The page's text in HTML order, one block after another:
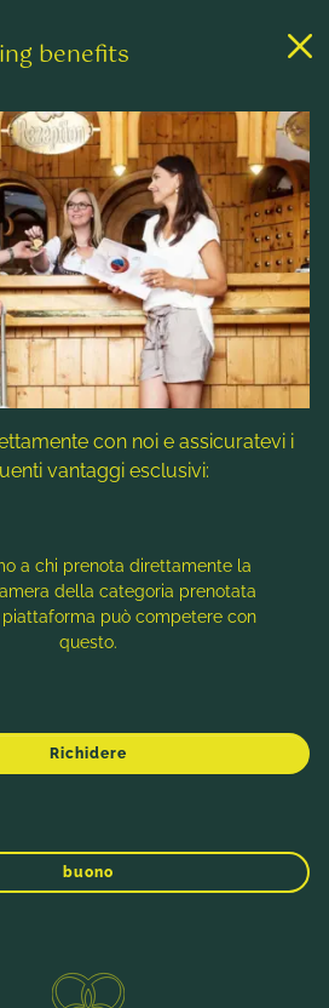
Assistenza
benefits
con noi e assicuratevi i
vantaggi esclusivi:
a chi prenota direttamente la
della categoria prenotata
piattaforma può competere con
questo.
Richidere
buono